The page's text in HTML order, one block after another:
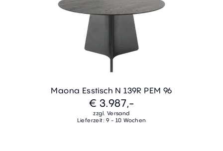
Maona Esstisch N 139R PEM 96
€ 3.987,-
zzgl. Versand
Lieferzeit: 9 - 10 Wochen